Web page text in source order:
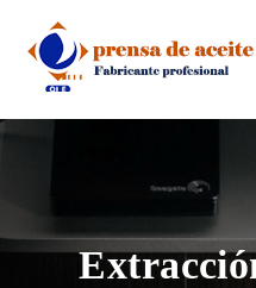
content